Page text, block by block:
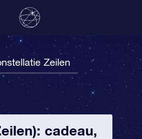
Zeilen
cadeau,